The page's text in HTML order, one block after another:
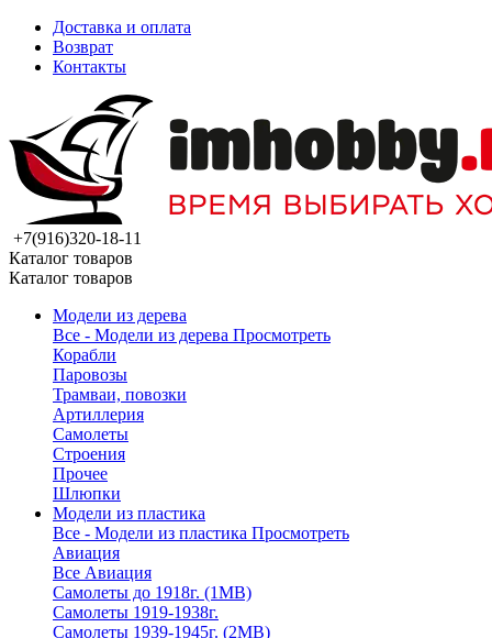
Доставка и оплата
Возврат
Контакты
+7(916)320-18-11
Каталог товаров
Каталог товаров
Модели из дерева
Все - Модели из дерева Просмотреть
Корабли
Паровозы
Трамваи, повозки
Артиллерия
Самолеты
Строения
Прочее
Шлюпки
Модели из пластика
Все - Модели из пластика Просмотреть
Авиация
Все Авиация
Самолеты до 1918г. (1МВ)
Самолеты 1919-1938г.
Самолеты 1939-1945г. (2МВ)